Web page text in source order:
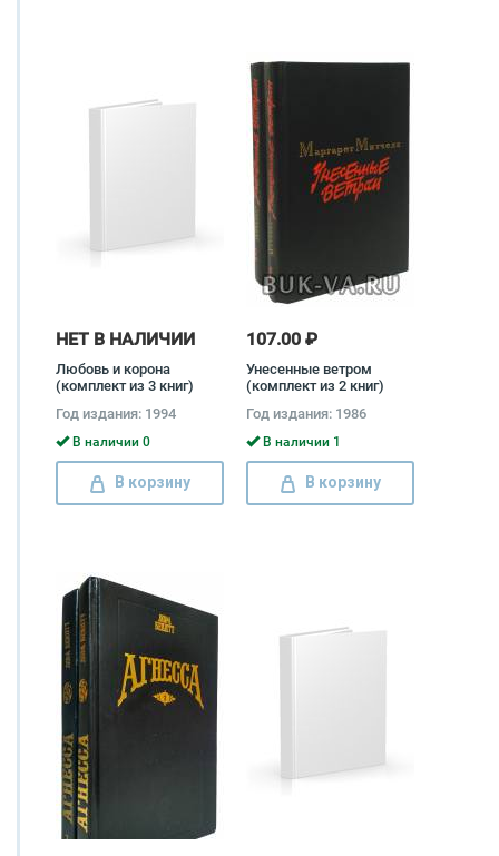
НЕТ В НАЛИЧИИ
Любовь и корона
(комплект из 3 книг)
Год издания: 1994
В наличии 0
В корзину
107.00 ₽
Унесенные ветром
(комплект из 2 книг)
Год издания: 1986
В наличии 1
В корзину